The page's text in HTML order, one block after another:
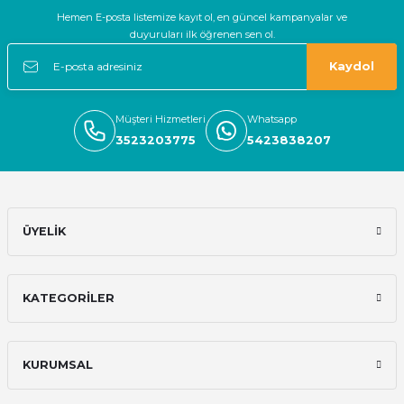
Güvenilir firma hızlı bir şekilde
kargolama alışverişimden memnun
Deneyimini Paylaş
Hemen E-posta listemize kayıt ol, en güncel kampanyalar ve
duyuruları ilk öğrenen sen ol.
Kaydol
Müşteri Hizmetleri
3523203775
Whatsapp
5423838207
ÜYELİK
KATEGORİLER
KURUMSAL